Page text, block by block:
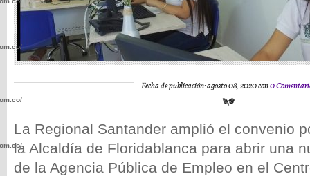
Fecha de publicación: agosto 08, 2020 con0
La Regional Santander amplió el convenio
la Alcaldía de Floridablanca para abrir una
de la Agencia Pública de Empleo en el
wp-
wp-
wp-